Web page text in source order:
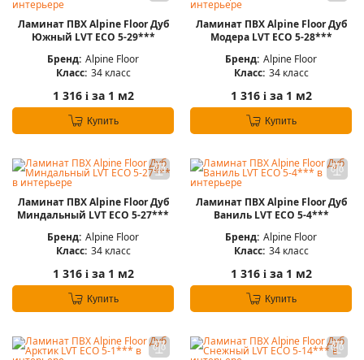
Ламинат ПВХ Alpine Floor Дуб
Южный LVT ЕСО 5-29***
Бренд: Alpine Floor
Класс: 34 класс
1 316 iза 1 м2
Купить
Ламинат ПВХ Alpine Floor Дуб
Модера LVT ЕСО 5-28***
Бренд: Alpine Floor
Класс: 34 класс
1 316 iза 1 м2
Купить
Ламинат ПВХ Alpine Floor Дуб
Миндальный LVT ЕСО 5-27***
Бренд: Alpine Floor
Класс: 34 класс
1 316 iза 1 м2
Купить
Ламинат ПВХ Alpine Floor Дуб
Ваниль LVT ЕСО 5-4***
Бренд: Alpine Floor
Класс: 34 класс
1 316 iза 1 м2
Купить